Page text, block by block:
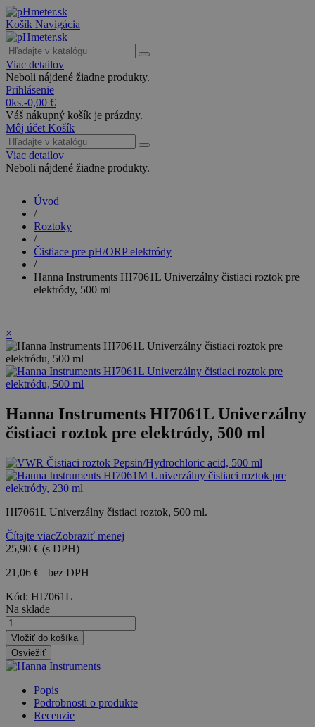
Košík Navigácia
Viac detailov
Neboli nájdené žiadne produkty.
Prihlásenie
0ks.-0,00 €
Váš nákupný košík je prázdny.
Môj účet Košík
Viac detailov
Neboli nájdené žiadne produkty.
Úvod
/
Roztoky
/
Čistiace pre pH/ORP elektródy
/
Hanna Instruments HI7061L Univerzálny čistiaci roztok pre
elektródy, 500 ml
×
Hanna Instruments HI7061L Univerzálny
čistiaci roztok pre elektródy, 500 ml
HI7061L Univerzálny čistiaci roztok, 500 ml.
Čítajte viacZobraziť menej
25,90 € (s DPH)
21,06 €
bez DPH
Kód: HI7061L
Na sklade
Vložiť do košíka
Popis
Podrobnosti o produkte
Recenzie